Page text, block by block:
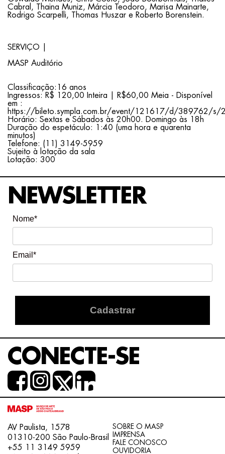
Cabral, Thaina Muniz, Márcia Teodoro, Marisa Mainarte,
Rodrigo Scarpelli, Thomas Huszar e Roberto Borenstein.
SERVIÇO |
MASP Auditório
Classificação:16 anos
Ingressos: R$ 120,00 Inteira | R$60,00 Meia - Disponível
em :
https://bileto.sympla.com.br/event/121617/d/389762/s/
Horário: Sextas e Sábados às 20h00. Domingo às 18h
Duração do espetáculo: 1:40 (uma hora e quarenta
minutos)
Telefone: (11) 3149-5959
Sujeito à lotação da sala
Lotação: 300
NEWSLETTER
Nome*
Email*
Cadastrar
CONECTE-SE
AV Paulista, 1578
01310-200 São Paulo-Brasil
+55 11 3149 5959
SOBRE O MASP
IMPRENSA
FALE CONOSCO
OUVIDORIA